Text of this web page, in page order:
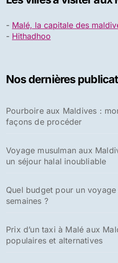
- Malé, la capitale des
- Hithadhoo
Nos dernières
Pourboire aux Maldives :
façons de procéder
Voyage musulman aux
un séjour halal inoubliable
Quel budget pour un
semaines ?
Prix d’un taxi à Malé aux
populaires et alternatives